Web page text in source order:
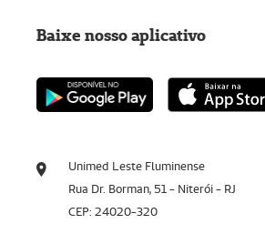
Unimed Leste Fluminense
Rua Dr. Borman, 51 - Niterói - RJ
CEP: 24020-320
Baixe nosso aplicativo